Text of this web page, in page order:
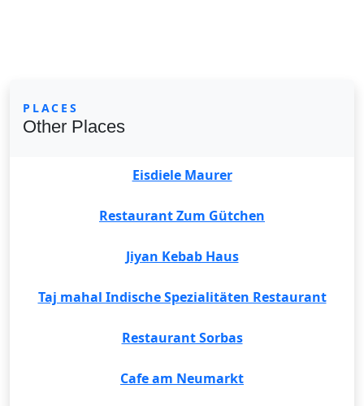
PLACES
Other Places
Eisdiele Maurer
Restaurant Zum Gütchen
Jiyan Kebab Haus
Taj mahal Indische Spezialitäten Restaurant
Restaurant Sorbas
Cafe am Neumarkt